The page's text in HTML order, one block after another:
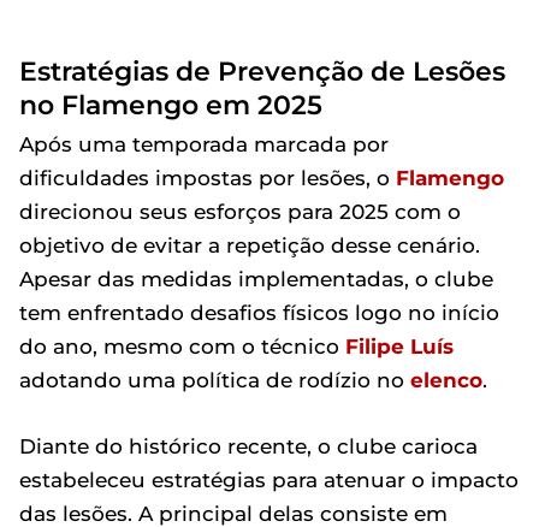
Estratégias de Prevenção de Lesões
no Flamengo em 2025
Após uma temporada marcada por
dificuldades impostas por lesões, o Flamengo
direcionou seus esforços para 2025 com o
objetivo de evitar a repetição desse cenário.
Apesar das medidas implementadas, o clube
tem enfrentado desafios físicos logo no início
do ano, mesmo com o técnico Filipe Luís
adotando uma política de rodízio no elenco.
Diante do histórico recente, o clube carioca
estabeleceu estratégias para atenuar o impacto
das lesões. A principal delas consiste em